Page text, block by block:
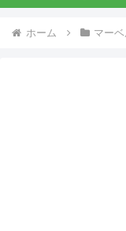
ホーム マー